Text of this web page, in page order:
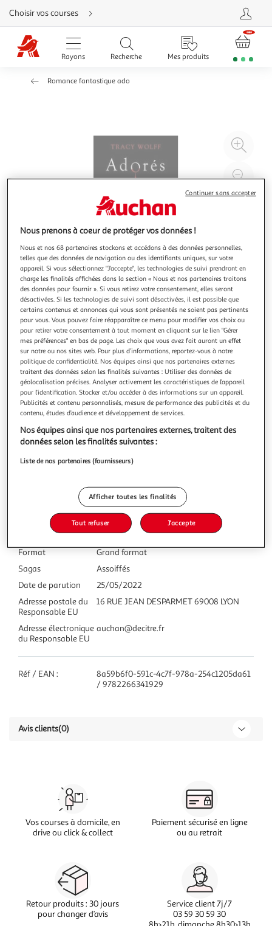
Aller
directement
au
contenu
Aller
directement
Aller
Choisir vos courses
Rayons Recherche Mes produits
Romance fantastique ado
à
ASSOIFFES TOME 9 : ADORES, Wolff Tracy
Le neuvième tome de la série évènement Assoiffés ! La cour
des Vampires n'a pas de roi, la cour des Dragons n'a plus de
coeur, la cour des Gargouilles n'a que moi, une adolescente
dépassée par sa mission de reine. Le Cercle est plus
vulnérable que jamais et une armée de chasseurs cherche à
décimer l
En savoir +
Vous voulez connaître le prix de ce produit ?
Afficher le prix
Format
Grand format
Sagas
Assoiffés
Date de parution
25/05/2022
Adresse postale du
Responsable EU
16 RUE JEAN DESPARMET 69008 LYON
Adresse électronique
du Responsable EU
auchan@decitre.fr
Réf / EAN :
8a59b6f0-591c-4c7f-978a-254c1205da61
/ 9782266341929
Avis clients(0)
Vos courses à domicile, en
drive ou click & collect
Paiement sécurisé en ligne
ou au retrait
Retour produits : 30 jours
pour changer d’avis
Service client 7j/7
03 59 30 59 30
Nous prenons à coeur de protéger vos données !
Nous et nos 68 partenaires stockons et accédons à des données personnelles,
telles que des données de navigation ou des identifiants uniques, sur votre
appareil. Si vous sélectionnez "J'accepte", les technologies de suivi prendront en
charge les finalités affichées dans la section « Nous et nos partenaires traitons
des données pour fournir ». Si vous retirez votre consentement, elles seront
désactivées. Si les technologies de suivi sont désactivées, il est possible que
certains contenus et annonces qui vous sont présentés ne soient pas pertinents
pour vous. Vous pouvez faire réapparaître ce menu pour modifier vos choix ou
pour retirer votre consentement à tout moment en cliquant sur le lien "Gérer
mes préférences" en bas de page. Les choix que vous avez fait auront un effet
sur notre ou nos sites web. Pour plus d’informations, reportez-vous à notre
politique de confidentialité. Nos équipes ainsi que nos partenaires externes
traitent des données selon les finalités suivantes : Utiliser des données de
géolocalisation précises. Analyser activement les caractéristiques de l’appareil
pour l’identification. Stocker et/ou accéder à des informations sur un appareil.
Publicités et contenu personnalisés, mesure de performance des publicités et du
contenu, études d’audience et développement de services.
Nos équipes ainsi que nos partenaires externes, traitent des
données selon les finalités suivantes :
Liste de nos partenaires (fournisseurs)
Afficher toutes les finalités
Tout refuser J'accepte
Continuer sans accepter